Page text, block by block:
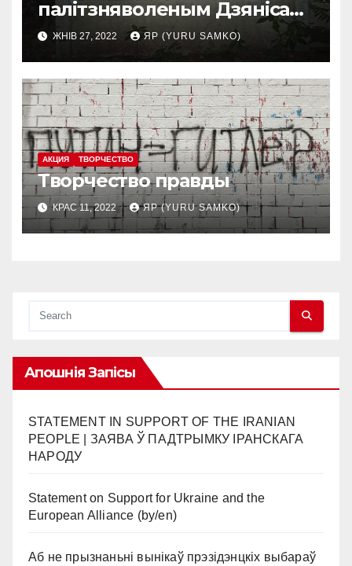
палітзняволеным Дзянісам
Болтуцем
ЖНІВ 27, 2022 ЯР (YURU SAMKO)
АКЦИЯ ТВОРЧЕСТВО
Творчество правды
КРАС 11, 2022 ЯР (YURU SAMKO)
Апошнія Запісы
STATEMENT IN SUPPORT OF THE IRANIAN
PEOPLE | ЗАЯВА Ў ПАДТРЫМКУ ІРАНСКАГА
НАРОДУ
Statement on Support for Ukraine and the
European Alliance (by/en)
Аб не прызнаньні вынікаў прэзідэнцкіх выбараў